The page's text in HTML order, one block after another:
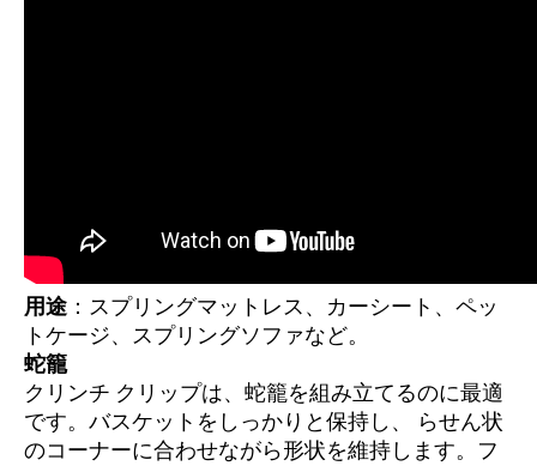
用途 ：スプリングマットレス、カーシート、ペッ
トケージ、スプリングソファなど。
蛇籠
クリンチ クリップは、蛇籠を組み立てるのに最適
です。バスケットをしっかりと保持し、
らせん状
のコーナーに合わせながら形状を維持します。フ